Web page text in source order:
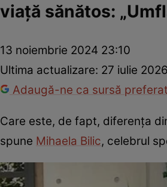
viață sănătos:
13 noiembrie 2024 23:10
Ultima actualizare: 27 iulie
Adaugă-ne ca sursă
Care este, de fapt, diferența
spune Mihaela Bilic, celebrul